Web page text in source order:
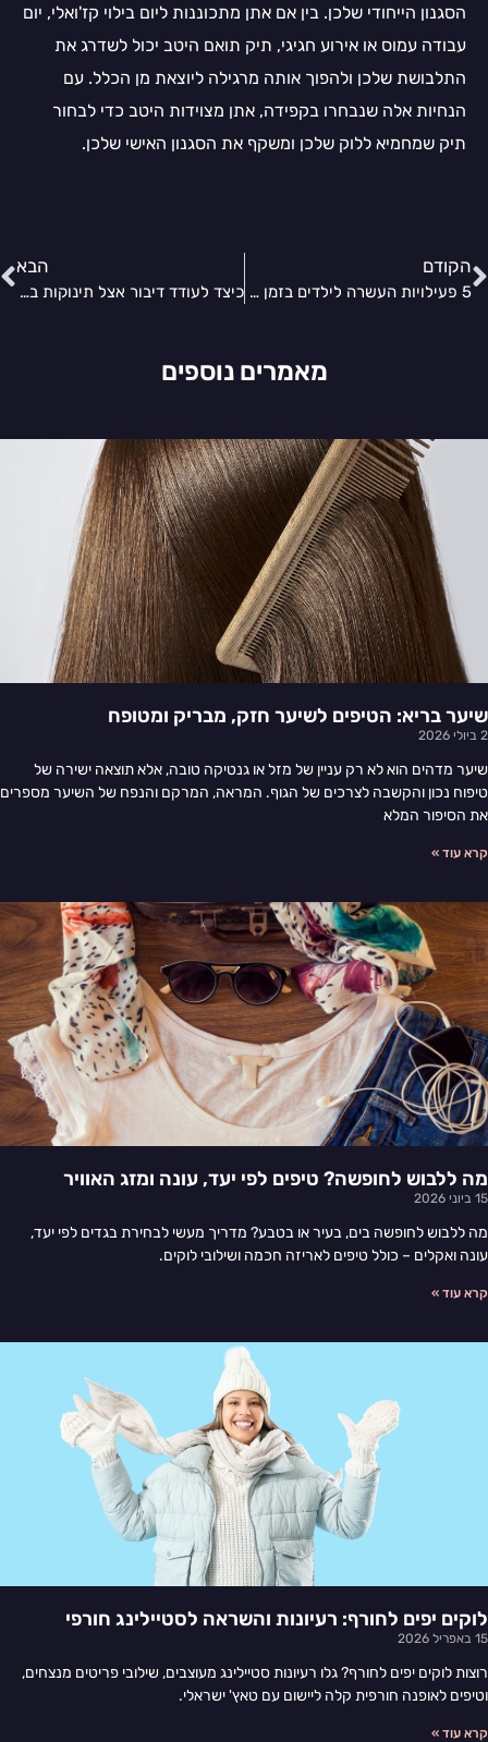
הסגנון הייחודי שלכן. בין אם אתן מתכוננות ליום בילוי קז'ואלי, יום
עבודה עמוס או אירוע חגיגי, תיק תואם היטב יכול לשדרג את
התלבושת שלכן ולהפוך אותה מרגילה ליוצאת מן הכלל. עם
הנחיות אלה שנבחרו בקפידה, אתן מצוידות היטב כדי לבחור
תיק שמחמיא ללוק שלכן ומשקף את הסגנון האישי שלכן.
הקודם
5 פעילויות העשרה לילדים בזמן חופשה
הבא
כיצד לעודד דיבור אצל תינוקות באמצעות משחקים ושירים?
מאמרים נוספים
שיער בריא: הטיפים לשיער חזק, מבריק ומטופח
2 ביולי 2026
שיער מדהים הוא לא רק עניין של מזל או גנטיקה טובה, אלא תוצאה ישירה של
טיפוח נכון והקשבה לצרכים של הגוף. המראה, המרקם והנפח של השיער מספרים
את הסיפור המלא
קרא עוד »
מה ללבוש לחופשה? טיפים לפי יעד, עונה ומזג האוויר
15 ביוני 2026
מה ללבוש לחופשה בים, בעיר או בטבע? מדריך מעשי לבחירת בגדים לפי יעד,
עונה ואקלים – כולל טיפים לאריזה חכמה ושילובי לוקים.
קרא עוד »
לוקים יפים לחורף: רעיונות והשראה לסטיילינג חורפי
15 באפריל 2026
רוצות לוקים יפים לחורף? גלו רעיונות סטיילינג מעוצבים, שילובי פריטים מנצחים,
וטיפים לאופנה חורפית קלה ליישום עם טאץ' ישראלי.
קרא עוד »